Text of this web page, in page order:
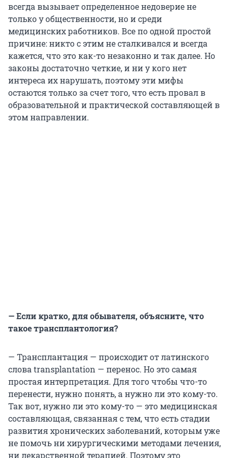
всегда вызывает определенное недоверие не
только у общественности, но и среди
медицинских работников. Все по одной простой
причине: никто с этим не сталкивался и всегда
кажется, что это как-то незаконно и так далее. Но
законы достаточно четкие, и ни у кого нет
интереса их нарушать, поэтому эти мифы
остаются только за счет того, что есть провал в
образовательной и практической составляющей в
этом направлении.
— Если кратко, для обывателя, объясните, что
такое трансплантология?
— Трансплантация — происходит от латинского
слова transplantation — перенос. Но это самая
простая интерпретация. Для того чтобы что-то
перенести, нужно понять, а нужно ли это кому-то.
Так вот, нужно ли это кому-то — это медицинская
составляющая, связанная с тем, что есть стадии
развития хронических заболеваний, которым уже
не помочь ни хирургическими методами лечения,
ни лекарственной терапией. Поэтому это